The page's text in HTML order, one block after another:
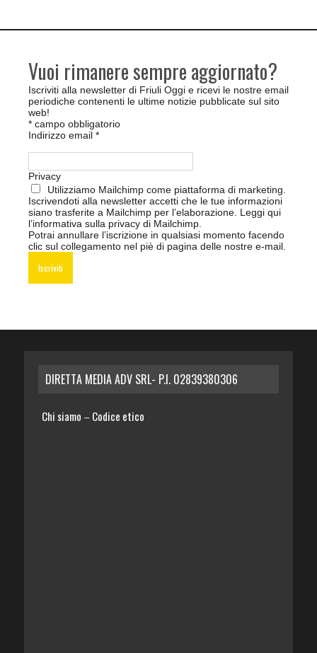
Vuoi rimanere sempre aggiornato?
Iscriviti alla newsletter di Friuli Oggi e ricevi le nostre email
periodiche contenenti le ultime notizie pubblicate sul sito
web!
* campo obbligatorio
Indirizzo email *
Privacy
Utilizziamo Mailchimp come piattaforma di marketing.
Iscrivendoti alla newsletter accetti che le tue informazioni
siano trasferite a Mailchimp per l’elaborazione. Leggi qui
l’informativa sulla privacy di Mailchimp
Potrai annullare l’iscrizione in qualsiasi momento facendo
clic sul collegamento nel piè di pagina delle nostre e-mail.
DIRETTA MEDIA ADV SRL- P.I. 02839380306
Chi siamo – Codice etico